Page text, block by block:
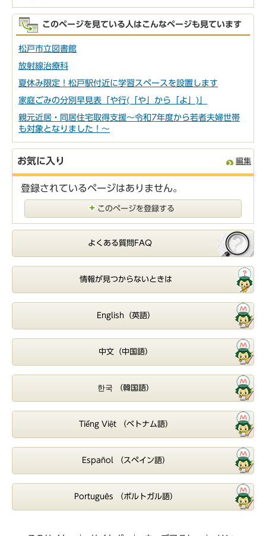
このページを見ている人はこんなページも見ています
松戸市立図書館
放射線治療科
夏休み限定！松戸駅付近に学習スペースを設置します
家庭ごみの分別早見表「や行(「や」から「よ」)」
親元近居・同居住宅取得支援～令和7年度から若者夫婦世帯
も対象となりました！～
お気に入り 編集
登録されているページはありません。
このページを登録する
よくある質問FAQ
情報が見つからないときは
English（英語）
中文（中国語）
한국 （韓国語）
Tiếng Việt （ベトナム語）
Español （スペイン語）
Português （ポルトガル語）